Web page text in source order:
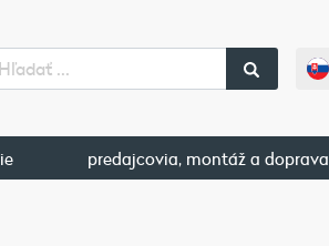
predajcovia, montáž a doprava